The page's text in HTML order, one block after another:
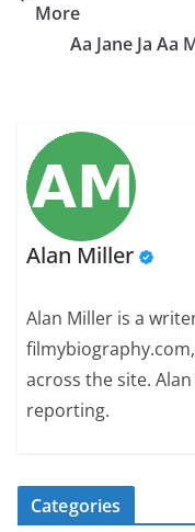
More
Aa Jane Ja Aa
Alan Miller
Alan Miller is a
across the site.
reporting.
Categories